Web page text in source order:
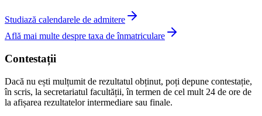
Studiază calendarele de admitere
Află mai multe despre taxa de înmatriculare
Contestații
Dacă nu ești mulțumit de rezultatul obținut, poți depune contestație,
în scris, la secretariatul facultății, în termen de cel mult 24 de ore de
la afișarea rezultatelor intermediare sau finale.